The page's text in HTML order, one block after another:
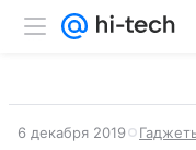
6 декабря 2019